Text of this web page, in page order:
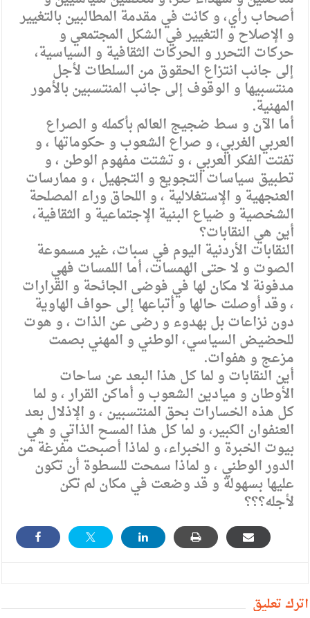
أصحاب رأي، و كانت في مقدمة المطالبين بالتغيير
و الإصلاح و التغيير في الشكل المجتمعي و
حركات التحرر و الحركات الثقافية و السياسية،
إلى جانب انتزاع الحقوق من السلطات لأجل
منتسبيها و الوقوف إلى جانب المنتسبين بالأمور
المهنية.
أما الآن و سط ضجيج العالم بأكمله و الصراع
العربي الغربي، و صراع الشعوب و حكوماتها ، و
تفتت الفكر العربي ، و تشتت مفهوم الوطن ، و
تطبيق سياسات التجويع و التجهيل ، و ممارسات
العنجهية و الإستغلالية ، و اللحاق وراء المصلحة
الشخصية و ضياع البنية الإجتماعية و الثقافية،
أين هي النقابات؟
النقابات الأردنية اليوم في سبات، غير مسموعة
الصوت و لا حتى الهمسات، أما اللمسات فهي
مدفونة لا مكان لها في فوضى الجائحة و القرارات
، وقد أوصلت حالها و أتباعها إلى حواف الهاوية
دون نزاعات بل بهدوء و رضى عن الذات ، و هوت
للحضيض السياسي، الوطني و المهني بصمت
مزعج و هفوات.
أين النقابات و لما كل هذا البعد عن ساحات
الأوطان و ميادين الشعوب و أماكن القرار ، و لما
كل هذه الخسارات بحق المنتسبين ، و الإذلال بعد
العنفوان الكبير، و لما كل هذا المسح الذاتي و هي
بيوت الخبرة و الخبراء، و لماذا أصبحت مفرغة من
الدور الوطني ، و لماذا سمحت للسطوة أن تكون
عليها بسهولة و قد وضعت في مكان لم تكن
لأجله؟؟؟
أترك تعليق